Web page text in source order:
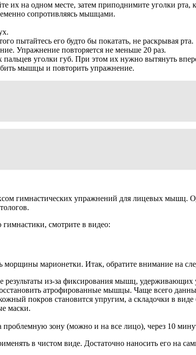
на одном месте, затем приподнимите уголки рта,
сопротивляясь мышцами.
пытайтесь его будто бы покатать, не раскрывая рта.
Упражнение повторяется не меньше 20 раз.
уголки губ. При этом их нужно вытянуть
мышцы и повторить упражнение.
гимнастических упражнений для лицевых мышц.
смотрите в видео:
морщины марионетки. Итак, обратите внимание на
из-за фиксирования мышц, удерживающих
атрофированные мышцы. Чаще всего
покров становится упругим, а складочки в
маски.
зону (можно и на все лицо), через 10
в чистом виде. Достаточно наносить его на